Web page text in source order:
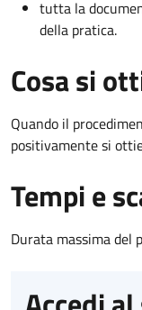
tutta la
della pratica.
Cosa si
Quando il
positivamente si
Tempi e
Durata massima del